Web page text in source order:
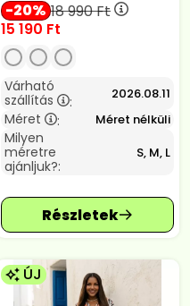
20 18 990Ft
15 190 Ft
Várható
szállítás
: 2026.08.11
Méret : Méret nélküli
Milyen
méretre
ajánljuk?:
S, M, L
ÚJ